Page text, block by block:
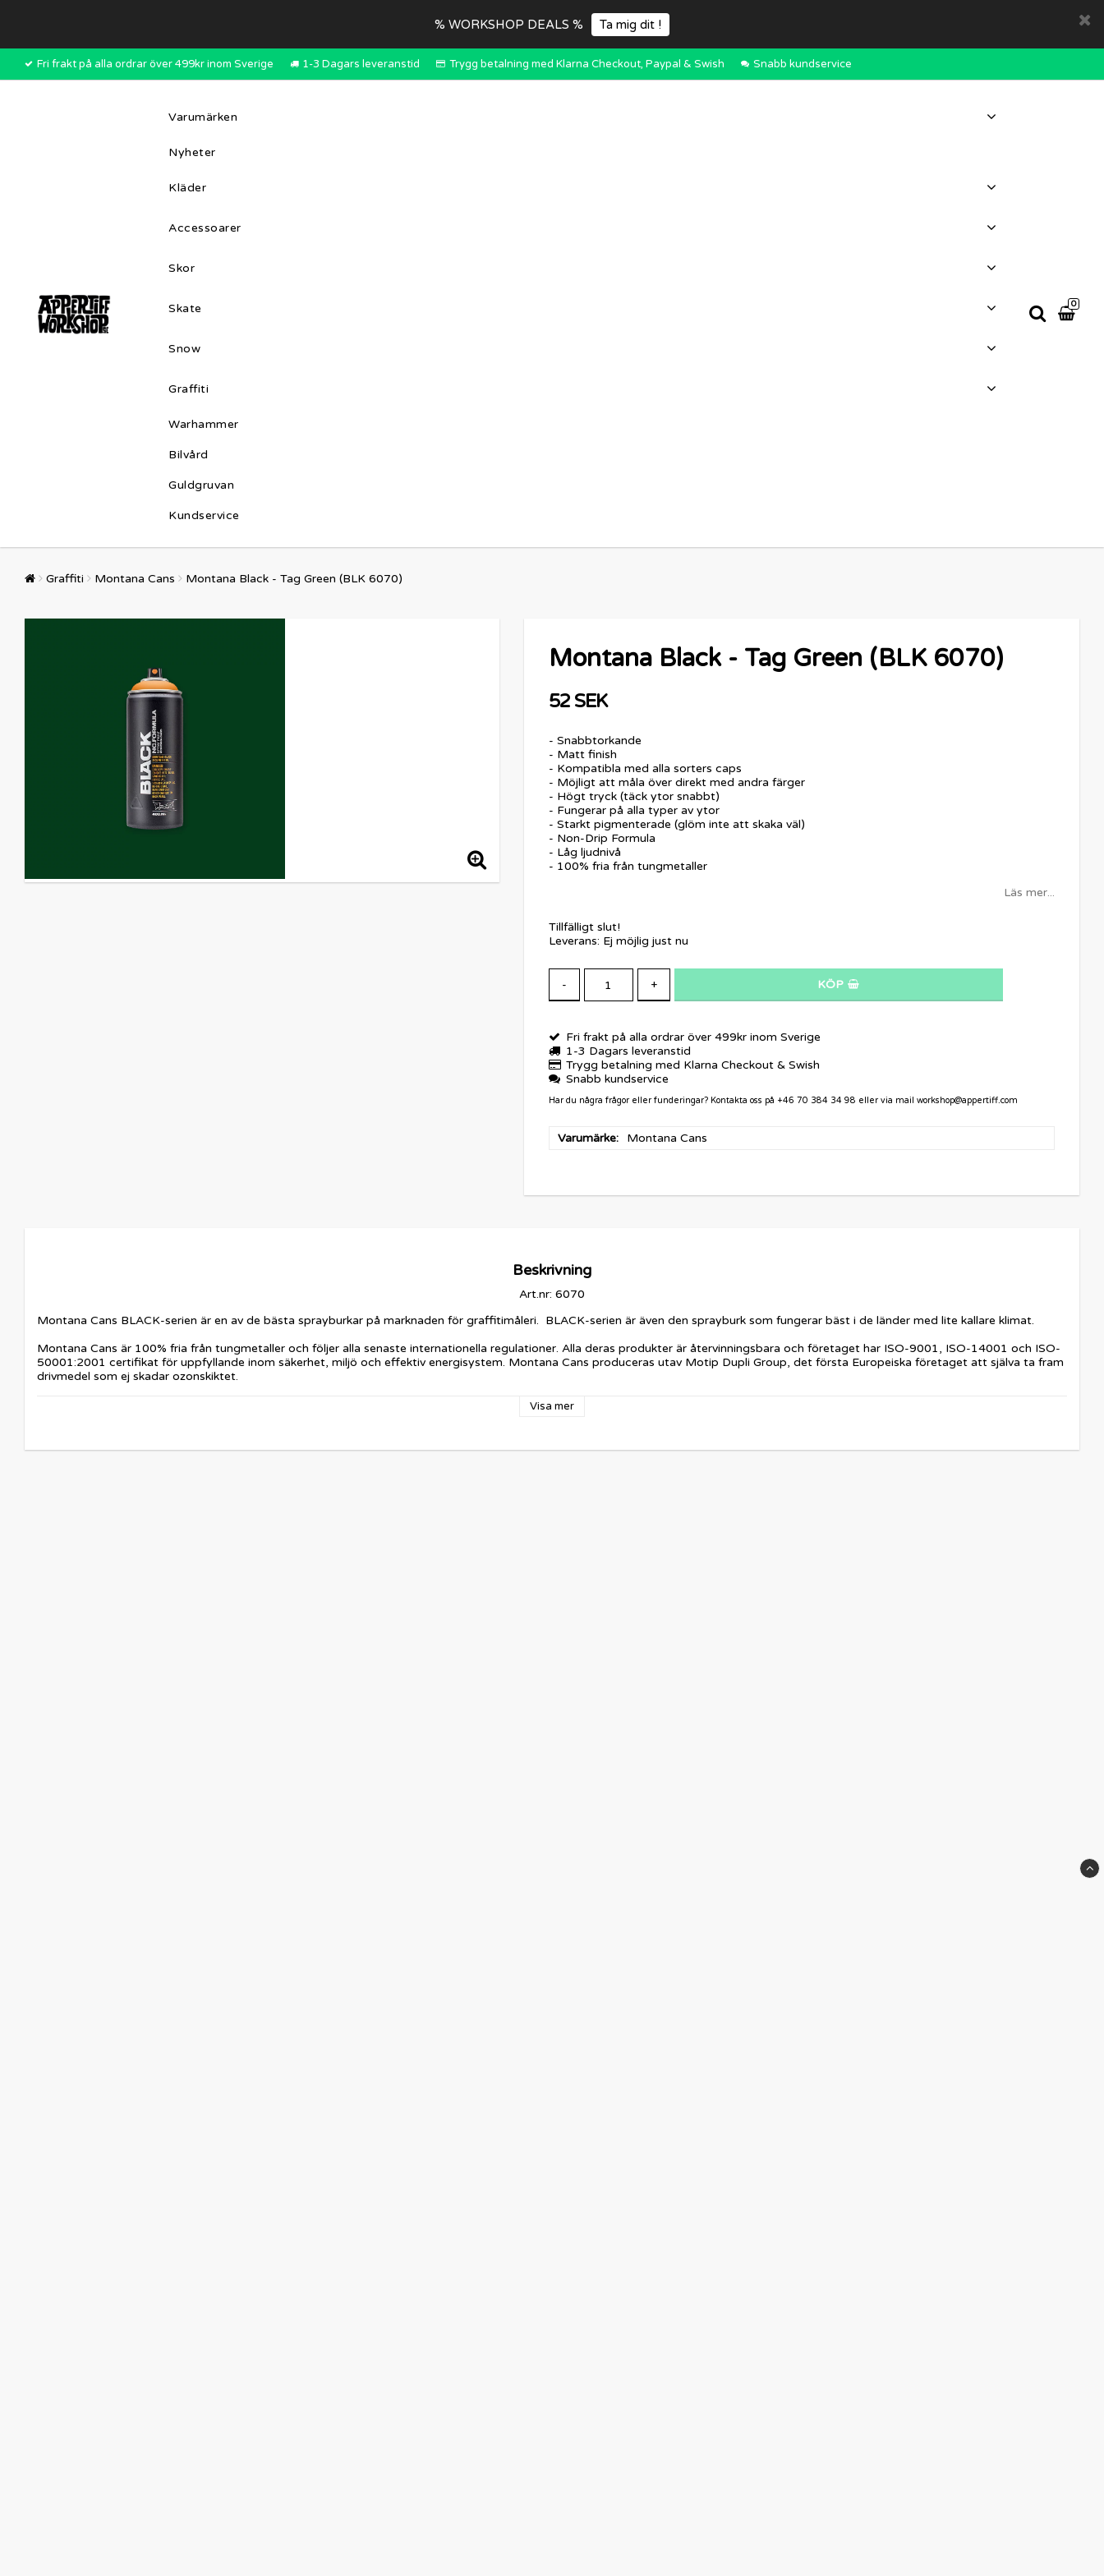
% WORKSHOP DEALS % Ta mig dit !
Fri frakt på alla ordrar över 499kr inom Sverige 1-3 Dagars leveranstid Trygg betalning med Klarna Checkout, Paypal & Swish Snabb kundservice
Varumärken
Nyheter
Kläder
Accessoarer
Skor
Skate
Snow
Graffiti
Warhammer
Bilvård
Guldgruvan
Kundservice
0
Graffiti Montana Cans Montana Black - Tag Green (BLK 6070)
Montana Black - Tag Green (BLK 6070)
52 SEK
- Snabbtorkande
- Matt finish
- Kompatibla med alla sorters caps
- Möjligt att måla över direkt med andra färger
- Högt tryck (täck ytor snabbt)
​- Fungerar på alla typer av ytor
- Starkt pigmenterade (glöm inte att skaka väl)
- Non-Drip Formula
- Låg ljudnivå
- 100% fria från tungmetaller
Läs mer...
Tillfälligt slut!
Leverans: Ej möjlig just nu
- + KÖP
Fri frakt på alla ordrar över 499kr inom Sverige
1-3 Dagars leveranstid
Trygg betalning med Klarna Checkout & Swish
Snabb kundservice
Har du några frågor eller funderingar? Kontakta oss på +46 70 384 34 98 eller via mail workshop@appertiff.com
Varumärke Montana Cans
Beskrivning
Art.nr: 6070
Montana Cans BLACK-serien är en av de bästa sprayburkar på marknaden för graffitimåleri.  BLACK-serien är även den sprayburk som fungerar bäst i de länder med lite kallare klimat.
Montana Cans är 100% fria från tungmetaller och följer alla senaste internationella regulationer. Alla deras produkter är återvinningsbara och företaget har ISO-9001, ISO-14001 och ISO-
50001:2001 certifikat för uppfyllande inom säkerhet, miljö och effektiv energisystem. Montana Cans produceras utav Motip Dupli Group, det första Europeiska företaget att själva ta fram
drivmedel som ej skadar ozonskiktet.
Visa mer